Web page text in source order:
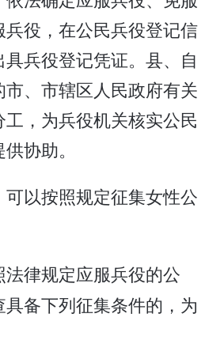
役，在公民兵役登记信
兵役登记凭证。县、自
、市辖区人民政府有关
，为兵役机关核实公民
协助。
以按照规定征集女性公
律规定应服兵役的公
备下列征集条件的，为